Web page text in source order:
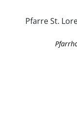
Pfarre St.